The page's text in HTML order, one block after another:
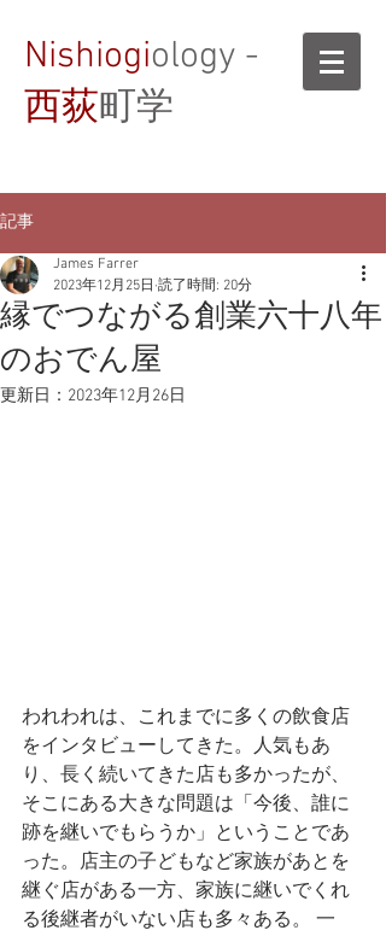
Nishiogiology -
西荻町学
記事
縁でつながる創業六十八年
のおでん屋
James Farrer
2023年12月25日 読了時間: 20分
更新日： 2023年12月26日
われわれは、これまでに多くの飲食店
をインタビューしてきた。人気もあ
り、長く続いてきた店も多かったが、
そこにある大きな問題は「今後、誰に
跡を継いでもらうか」ということであ
った。店主の子どもなど家族があとを
継ぐ店がある一方、家族に継いでくれ
る後継者がいない店も多々ある。 一